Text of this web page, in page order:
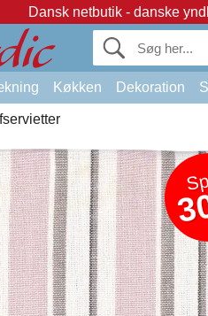
Dansk netbutik - danske
Køkken Dekoration